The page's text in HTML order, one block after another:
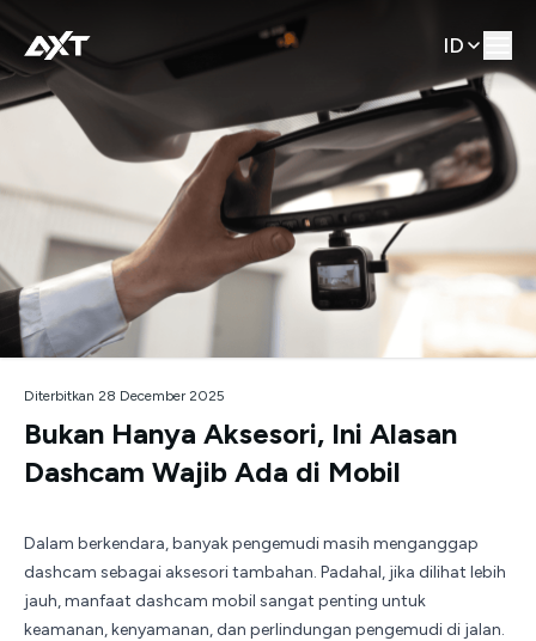
ID
Diterbitkan 28 December 2025
Bukan Hanya Aksesori, Ini Alasan
Dashcam Wajib Ada di Mobil
Dalam berkendara, banyak pengemudi masih menganggap
dashcam sebagai aksesori tambahan. Padahal, jika dilihat lebih
jauh, manfaat dashcam mobil sangat penting untuk
keamanan, kenyamanan, dan perlindungan pengemudi di jalan.